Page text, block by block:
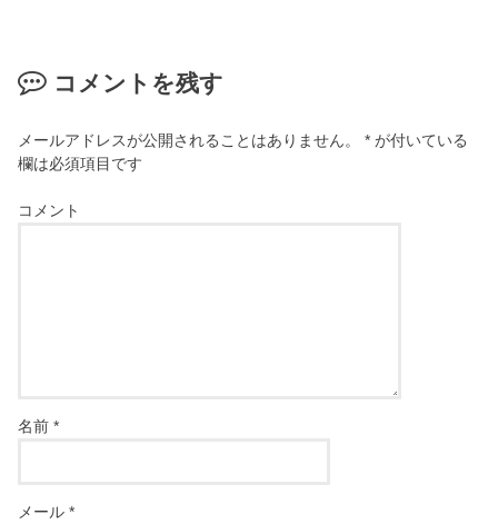
コメントを残す
メールアドレスが公開されることはありません。 * が付いている
欄は必須項目です
コメント
名前*
メール*